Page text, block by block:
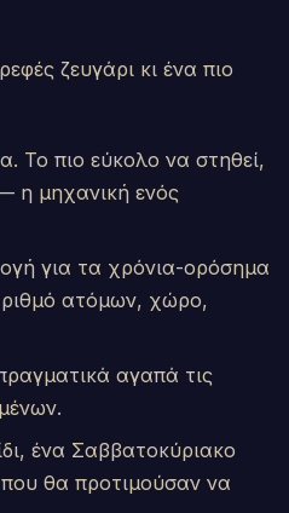
ζευγάρι κι ένα πιο
Το πιο εύκολο να στηθεί,
η μηχανική ενός
για τα χρόνια-ορόσημα
ατόμων, χώρο,
αγαπά τις
ένα Σαββατοκύριακο
που θα προτιμούσαν να